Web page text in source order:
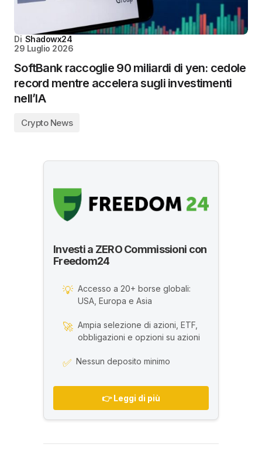
Di Shadowx24
29 Luglio 2026
SoftBank raccoglie 90 miliardi di yen: cedole
record mentre accelera sugli investimenti
nell’IA
Crypto News
Investi a ZERO Commissioni con
Freedom24
💡 Accesso a 20+ borse globali:
USA, Europa e Asia
🚀 Ampia selezione di azioni, ETF,
obbligazioni e opzioni su azioni
✅ Nessun deposito minimo
👉 Leggi di più